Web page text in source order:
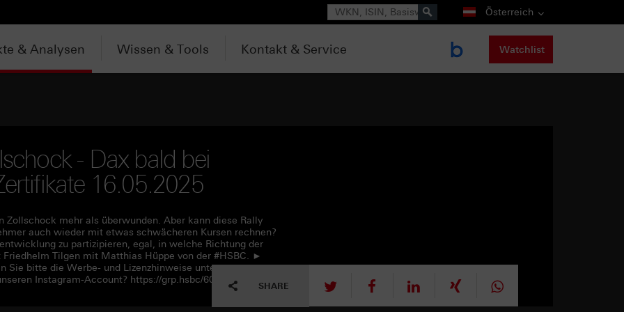
Suche Österreich
& Analysen Wissen & Tools Kontakt & Service Watchlist
- Dax bald bei
16.05.2025
mehr als überwunden. Aber kann diese Rally
auch wieder mit etwas schwächeren Kursen rechnen?
zu partizipieren, egal, in welche Richtung der
Tilgen mit Matthias Hüppe von der #HSBC. ►
Sie bitte die Werbe- und Lizenzhinweise unter
Instagram-Account? https://grp.hsbc/6056IEKR6
SHARE tweet mitteilen